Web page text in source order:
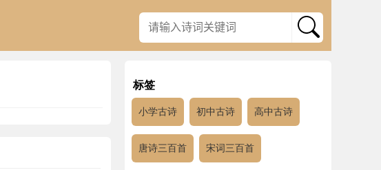
标签
小学古诗 初中古诗 高中古诗
唐诗三百首 宋词三百首